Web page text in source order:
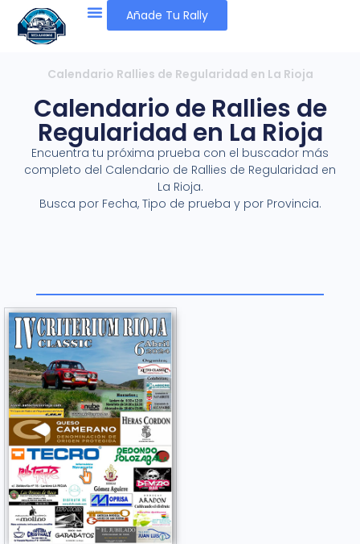
Añade Tu Rally
Calendario Rallies de Regularidad en La Rioja
Calendario de Rallies de
Regularidad en La Rioja
Encuentra tu próxima prueba con el buscador más
completo del Calendario de Rallies de Regularidad en
La Rioja.
Busca por Fecha, Tipo de prueba y por Provincia.